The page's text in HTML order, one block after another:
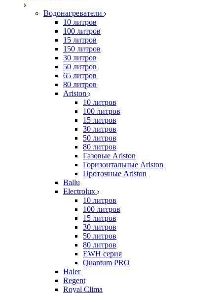
Водонагреватели
10 литров
100 литров
15 литров
150 литров
30 литров
50 литров
65 литров
80 литров
Ariston
10 литров
100 литров
15 литров
30 литров
50 литров
80 литров
Газовые Ariston
Горизонтальные Ariston
Проточные Ariston
Ballu
Electrolux
10 литров
100 литров
15 литров
30 литров
50 литров
80 литров
EWH серия
Quantum PRO
Haier
Regent
Royal Clima